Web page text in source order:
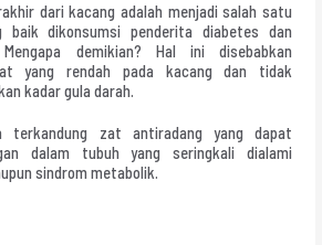
dari kacang adalah menjadi salah satu
baik dikonsumsi penderita diabetes dan
demikian? Hal ini disebabkan
yang rendah pada kacang dan tidak
kadar gula darah.
terkandung zat antiradang yang dapat
dalam tubuh yang seringkali dialami
sindrom metabolik.